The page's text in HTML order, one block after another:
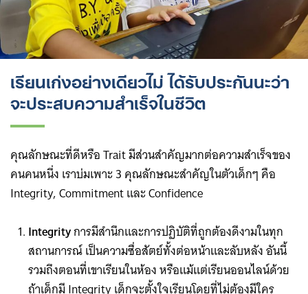
Search
เรียนเก่งอย่างเดียวไม่ ได้รับประกันนะว่า
จะประสบความสำเร็จในชีวิต
คุณลักษณะที่ดีหรือ Trait มีส่วนสำคัญมากต่อความสำเร็จของ
คนคนหนึ่ง เราบ่มเพาะ 3 คุณลักษณะสำคัญในตัวเด็กๆ คือ
Integrity, Commitment และ Confidence
Integrityการมีสำนึกและการปฏิบัติที่ถูกต้องดีงามในทุก
สถานการณ์ เป็นความซื่อสัตย์ทั้งต่อหน้าและลับหลัง อันนี้
รวมถึงตอนที่เขาเรียนในห้อง หรือแม้แต่เรียนออนไลน์ด้วย
ถ้าเด็กมี Integrity เด็กจะตั้งใจเรียนโดยที่ไม่ต้องมีใคร